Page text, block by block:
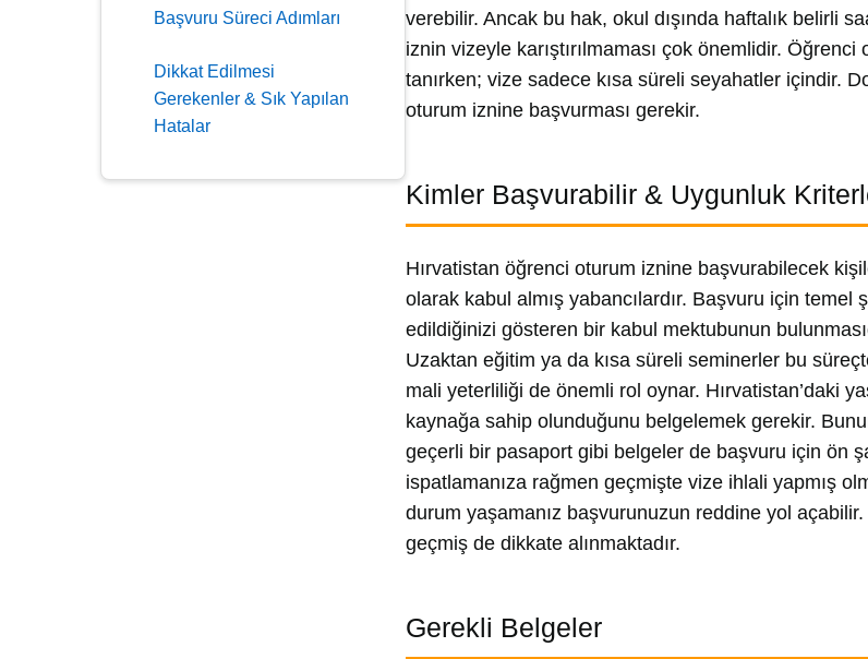
Başvuru Süreci Adımları
Dikkat Edilmesi
Gerekenler & Sık Yapılan
Hatalar
verebilir. Ancak bu hak, okul dışında haftalık belirli
iznin vizeyle karıştırılmaması çok önemlidir.
tanırken; vize sadece kısa süreli seyahatler içindir.
oturum iznine başvurması gerekir.
Kimler Başvurabilir & Uygunluk
Hırvatistan öğrenci oturum iznine başvurabilecek
olarak kabul almış yabancılardır. Başvuru için
edildiğinizi gösteren bir kabul mektubunun
Uzaktan eğitim ya da kısa süreli seminerler bu
mali yeterliliği de önemli rol oynar. Hırvatistan’daki
kaynağa sahip olunduğunu belgelemek gerekir.
geçerli bir pasaport gibi belgeler de başvuru için ön
ispatlamanıza rağmen geçmişte vize ihlali yapmış
durum yaşamanız başvurunuzun reddine yol
geçmiş de dikkate alınmaktadır.
Gerekli Belgeler